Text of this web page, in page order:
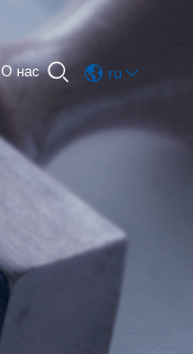
О нас ru 